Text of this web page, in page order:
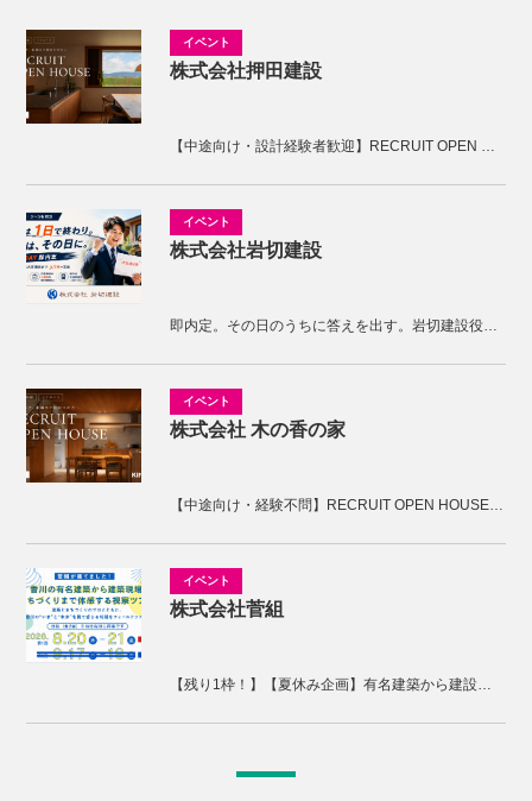
株式会社押田建設
【中途向け・設計経験者歓迎】RECRUIT OPEN HOUSE開催！KNOTの家づくりを体感しませんか。
株式会社岩切建設
即内定。その日のうちに答えを出す。岩切建設役員面接
株式会社 木の香の家
【中途向け・経験不問】RECRUIT OPEN HOUSE開催！木の香の家の家づくりを体感しませんか。
株式会社菅組
【残り1枠！】【夏休み企画】有名建築から建設現場、まちづくりまで体感する2days視察ツアー